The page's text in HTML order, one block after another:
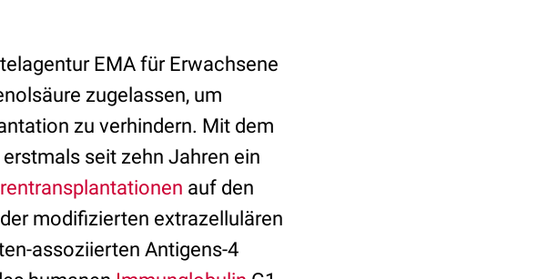
EMA für Erwachsene
zugelassen, um
zu verhindern. Mit dem
seit zehn Jahren ein
auf den
modifizierten extrazellulären
assoziierten Antigens-4